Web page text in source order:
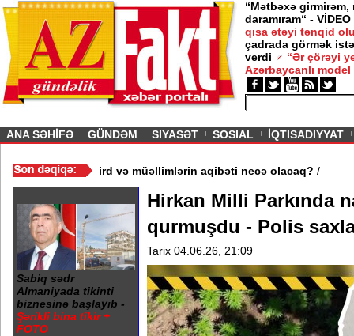
“Mətbəxə girmirəm,
daramıram“ - VİDEO
qısa ətəyi tənqid
çadrada görmək
verdi
“Ər çörəyi
Azərbaycanlı model
ANA SƏHİFƏ GÜNDƏM SIYASƏT SOSIAL İQTISADIYYAT
3 məktəb bağlandı - Şagird və müəllimlərin aqibəti necə olacaq?
Sabiq sədr
Almaniyada tikinti
biznesinə başlayıb -
Şərikli bina tikir +
FOTO
Hirkan Milli Parkında
qurmuşdu - Polis
Tarix 04.06.26, 21:09